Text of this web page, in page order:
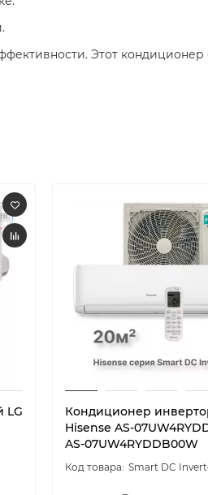
Этот кондиционер
LG
Кондиционер
Hisense AS-
AS-07UW4RYDDB00W
Smart DC